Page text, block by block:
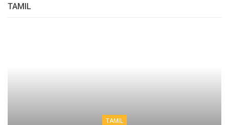
TAMIL
TAMIL